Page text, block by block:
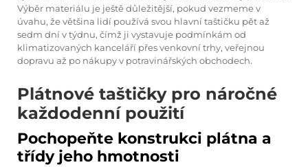
Výběr materiálu je ještě důležitější, pokud vezmeme v
úvahu, že většina lidí používá svou hlavní taštičku pět až
sedm dní v týdnu, čímž ji vystavuje podmínkám od
klimatizovaných kanceláří přes venkovní trhy, veřejnou
dopravu až po nákupy v potravinářských obchodech.
Plátnové taštičky pro náročné
každodenní použití
Pochopeňte konstrukci plátna a
třídy jeho hmotnosti